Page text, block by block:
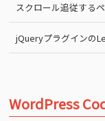
スクロール追従する
jQueryプラグインの
WordPress